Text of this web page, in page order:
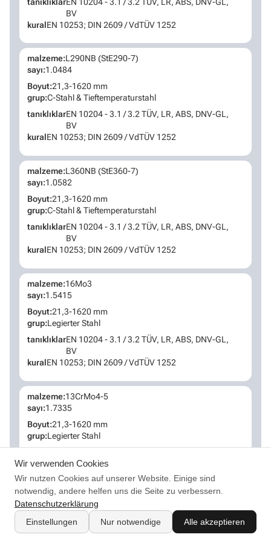
BV
kuralEN 10253; DIN 2609 / VdTÜV 1252
malzeme:L290NB (StE290-7)
sayı:1.0484
Boyut:21,3-1620 mm
grup:C-Stahl & Tieftemperaturstahl
tanıklıklarEN 10204 - 3.1 / 3.2 TÜV, LR, ABS, DNV-GL,
BV
kuralEN 10253; DIN 2609 / VdTÜV 1252
malzeme:L360NB (StE360-7)
sayı:1.0582
Boyut:21,3-1620 mm
grup:C-Stahl & Tieftemperaturstahl
tanıklıklarEN 10204 - 3.1 / 3.2 TÜV, LR, ABS, DNV-GL,
BV
kuralEN 10253; DIN 2609 / VdTÜV 1252
malzeme:16Mo3
sayı:1.5415
Boyut:21,3-1620 mm
grup:Legierter Stahl
tanıklıklarEN 10204 - 3.1 / 3.2 TÜV, LR, ABS, DNV-GL,
BV
kuralEN 10253; DIN 2609 / VdTÜV 1252
malzeme:13CrMo4-5
sayı:1.7335
Boyut:21,3-1620 mm
grup:Legierter Stahl
BV
kuralEN 10253; DIN 2609 / VdTÜV 1252
malzeme:12CrMo19-5
sayı:1.7362
Boyut:21,3-1620 mm
Wir verwenden Cookies
Wir nutzen Cookies auf unserer Website. Einige sind
notwendig, andere helfen uns die Seite zu verbessern.
Datenschutzerklärung
Einstellungen
Nur notwendige Alle akzeptieren